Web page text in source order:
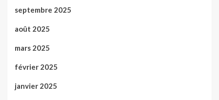
septembre 2025
août 2025
mars 2025
février 2025
janvier 2025